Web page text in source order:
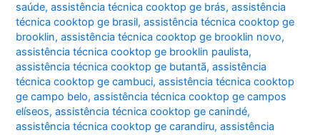
saúde,assistência técnica cooktop ge brás,assistência
técnica cooktop ge brasil,assistência técnica cooktop ge
brooklin,assistência técnica cooktop ge brooklin novo,
assistência técnica cooktop ge brooklin paulista,
assistência técnica cooktop ge butantã,assistência
técnica cooktop ge cambuci,assistência técnica cooktop
ge campo belo,assistência técnica cooktop ge campos
elíseos,assistência técnica cooktop ge canindé,
assistência técnica cooktop ge carandiru,assistência